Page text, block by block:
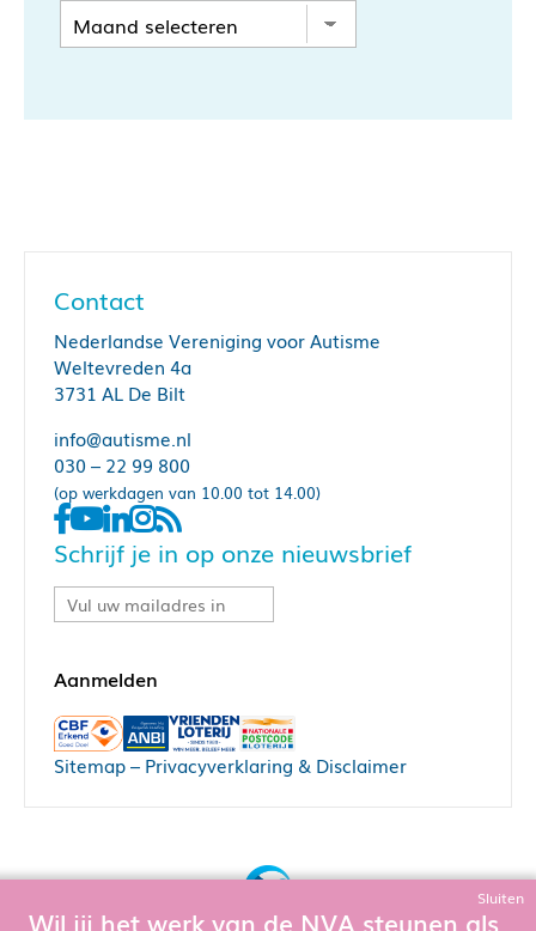
Contact
Nederlandse Vereniging voor Autisme
Weltevreden 4a
3731 AL De Bilt
info@autisme.nl
030 – 22 99 800
(op werkdagen van 10.00 tot 14.00)
Schrijf je in op onze nieuwsbrief
Sitemap– Privacyverklaring & Disclaimer
Sluiten
Wil jij het werk van de NVA steunen als